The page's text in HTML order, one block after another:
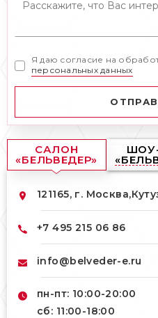
Я даю согласие на
персональных данных
САЛОН
«БЕЛЬВЕДЕР»
121165, г. Москва,
+7 495 215 06 86
info@belveder-e.ru
пн-пт: 10:00-20:00
сб: 11:00-18:00